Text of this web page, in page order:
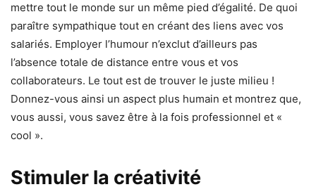
mettre tout le monde sur un même pied d’égalité. De quoi
paraître sympathique tout en créant des liens avec vos
salariés. Employer l’humour n’exclut d’ailleurs pas
l’absence totale de distance entre vous et vos
collaborateurs. Le tout est de trouver le juste milieu !
Donnez-vous ainsi un aspect plus humain et montrez que,
vous aussi, vous savez être à la fois professionnel et «
cool ».
Stimuler la créativité